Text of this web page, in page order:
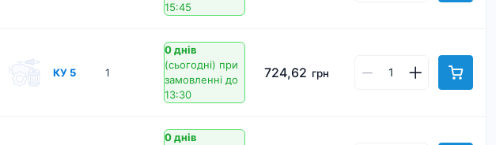
15:45
КУ 5 1
0 днів
(сьогодні) при
замовленні до
13:30
724,62 грн
0 днів